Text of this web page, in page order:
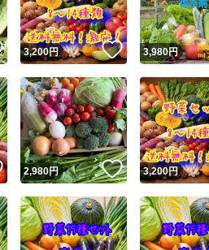
いいね！
3,200円 いいね！
3,980円
いいね！
2,980円 いいね！
3,200円